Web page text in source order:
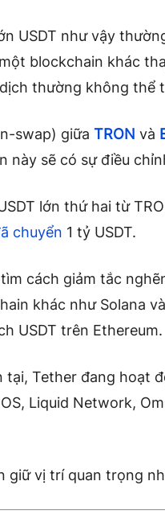
USDT như vậy
blockchain khác
thường không thể
swap) giữa TRON và
này sẽ có sự điều
lớn thứ hai từ
chuyển 1 tỷ USDT.
cách giảm tắc
khác như Solana
USDT trên Ethereum.
tại, Tether đang hoạt
Liquid Network,
giữ vị trí quan trọng